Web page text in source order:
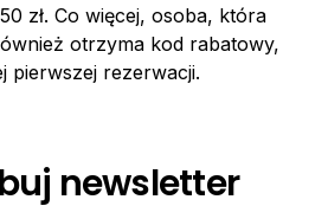
zł. Co więcej, osoba, która
otrzyma kod rabatowy,
pierwszej rezerwacji.
newsletter